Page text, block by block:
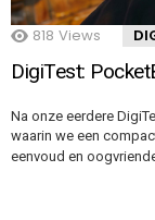
818 Views
DigiTest:
Na onze eerdere
waarin we een
eenvoud en